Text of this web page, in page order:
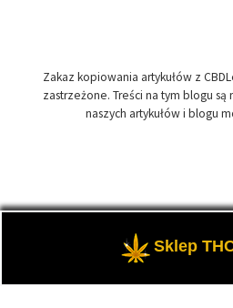
Zakaz kopiowania artykułów z
zastrzeżone. Treści na tym blogu są
naszych artykułów i blogu
CBDLeczy.com – Wszelkie
marihuana i olej CBD-
Sklep